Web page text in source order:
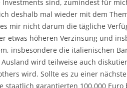
Investments sind, zumindest für
deshalb mal wieder mit dem
mir nicht darum die tägliche
etwas höheren Verzinsung und
insbesondere die italienischen
wird teilweise auch
wird. Sollte es zu einer
staatlich garantierten 100.000